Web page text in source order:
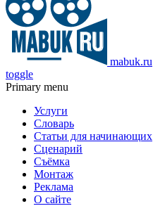
mabuk.ru
toggle
Primary menu
Услуги
Словарь
Статьи для начинающих
Сценарий
Съёмка
Монтаж
Реклама
О сайте